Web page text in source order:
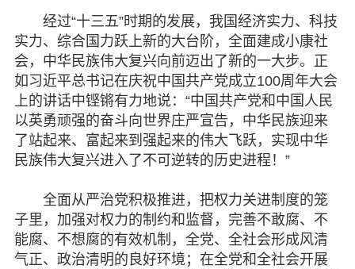
经过“十三五”时期的发展，我国经济实力、科技
实力、综合国力跃上新的大台阶，全面建成小康社
会，中华民族伟大复兴向前迈出了新的一大步。正
如习近平总书记在庆祝中国共产党成立100周年大会
上的讲话中铿锵有力地说：“中国共产党和中国人民
以英勇顽强的奋斗向世界庄严宣告，中华民族迎来
了站起来、富起来到强起来的伟大飞跃，实现中华
民族伟大复兴进入了不可逆转的历史进程！”
全面从严治党积极推进，把权力关进制度的笼
子里，加强对权力的制约和监督，完善不敢腐、不
能腐、不想腐的有效机制，全党、全社会形成风清
气正、政治清明的良好环境；在全党和全社会开展